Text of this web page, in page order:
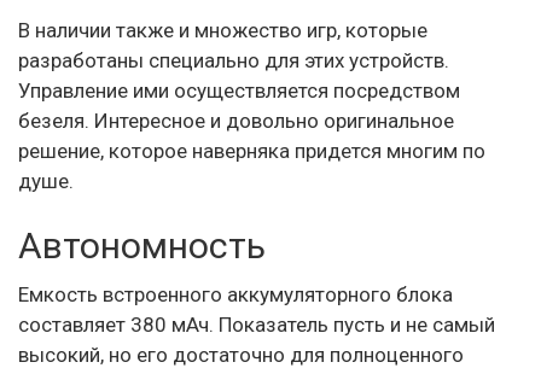
В наличии также и множество игр, которые
разработаны специально для этих устройств.
Управление ими осуществляется посредством
безеля. Интересное и довольно оригинальное
решение, которое наверняка придется многим по
душе.
Автономность
Емкость встроенного аккумуляторного блока
составляет 380 мАч. Показатель пусть и не самый
высокий, но его достаточно для полноценного